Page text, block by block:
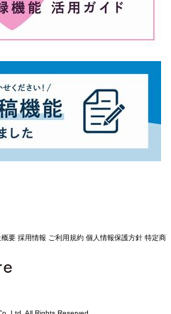
概要 採用情報 ご利用規約 個人情報保護方針 特定商